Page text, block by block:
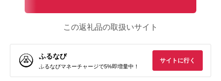
この返礼品の取扱いサイト
ふるなび
ふるなびマネーチャージで5%即増量中！
サイトに行く